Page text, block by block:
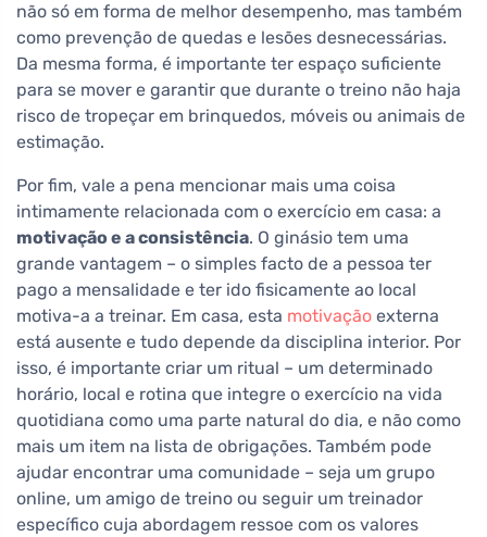
não só em forma de melhor desempenho, mas também
como prevenção de quedas e lesões desnecessárias.
Da mesma forma, é importante ter espaço suficiente
para se mover e garantir que durante o treino não haja
risco de tropeçar em brinquedos, móveis ou animais de
estimação.
Por fim, vale a pena mencionar mais uma coisa
intimamente relacionada com o exercício em casa: a
motivação e a consistência. O ginásio tem uma
grande vantagem – o simples facto de a pessoa ter
pago a mensalidade e ter ido fisicamente ao local
motiva-a a treinar. Em casa, esta motivação externa
está ausente e tudo depende da disciplina interior. Por
isso, é importante criar um ritual – um determinado
horário, local e rotina que integre o exercício na vida
quotidiana como uma parte natural do dia, e não como
mais um item na lista de obrigações. Também pode
ajudar encontrar uma comunidade – seja um grupo
online, um amigo de treino ou seguir um treinador
específico cuja abordagem ressoe com os valores